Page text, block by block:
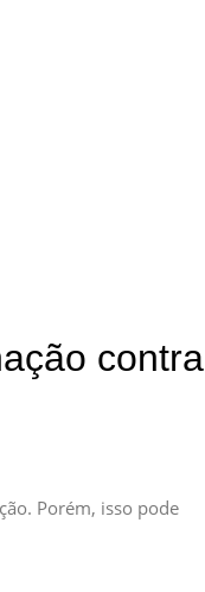
contra
Porém, isso pode